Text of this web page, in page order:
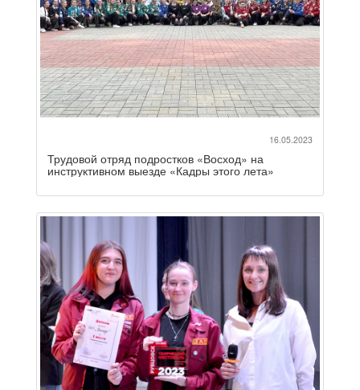
16.05.2023
Трудовой отряд подростков «Восход» на
инструктивном выезде «Кадры этого лета»